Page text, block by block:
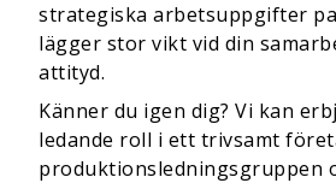
strategiska arbetsuppgifter
lägger stor vikt vid din
attityd.
Känner du igen dig? Vi kan
ledande roll i ett trivsamt
produktionsledningsgruppen